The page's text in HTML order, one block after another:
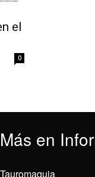
el
0
Más en
Tauromaquia